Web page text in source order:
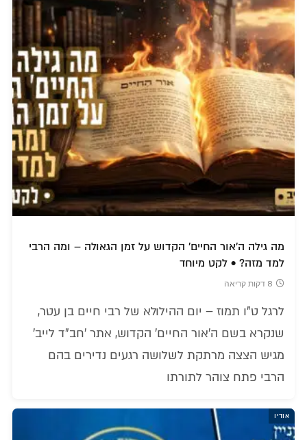
מה גילה ה'אור החיים' הקדוש על זמן הגאולה – ומה הרבי
למד מזה? • לקט מיוחד
8 דקות קריאה
לרגל ט"ו תמוז – יום ההילולא של רבי חיים בן עטר,
שנקרא בשם ה'אור החיים' הקדוש, אתר 'חב"ד לייב'
מגיש הצצה מרתקת לשלושה רגעים נדירים בהם
הרבי פתח צוהר לתורתו
אודיו